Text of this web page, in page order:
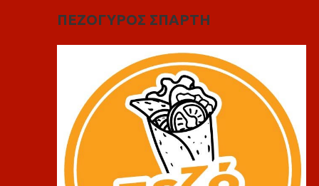
ΠΕΖΟΓΥΡΟΣ ΣΠΑΡΤΗ